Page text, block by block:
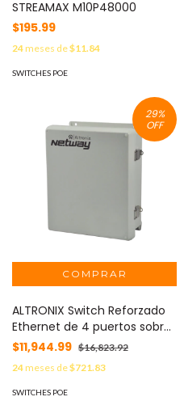
STREAMAX M10P48000
$195.99
24meses de$11.84
SWITCHES POE
29%
OFF
ALTRONIX Switch Reforzado
Ethernet de 4 puertos sobre
fibra PoE+ MOD:
NETWAY4EWP
$11,944.99 $16,823.92
24meses de$721.83
SWITCHES POE